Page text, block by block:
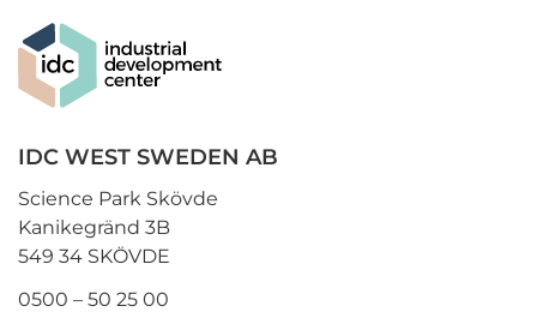
IDC WEST SWEDEN AB
Science Park Skövde
Kanikegränd 3B
549 34 SKÖVDE
0500 – 50 25 00